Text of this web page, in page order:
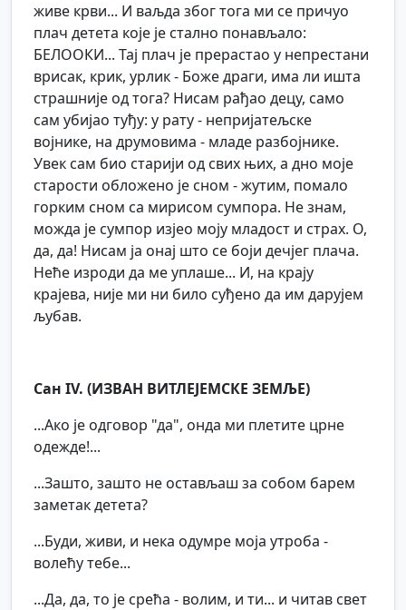
живе крви... И ваљда због тога ми се причуо
плач детета које је стално понављало:
БЕЛООКИ... Тај плач је прерастао у непрестани
врисак, крик, урлик - Боже драги, има ли ишта
страшније од тога? Нисам рађао децу, само
сам убијао туђу: у рату - непријатељске
војнике, на друмовима - младе разбојнике.
Увек сам био старији од свих њих, а дно моје
старости обложено је сном - жутим, помало
горким сном са мирисом сумпора. Не знам,
можда је сумпор изјео моју младост и страх. О,
да, да! Нисам ја онај што се боји дечјег плача.
Неће изроди да ме уплаше... И, на крају
крајева, није ми ни било суђено да им дарујем
љубав.
Сан IV. (ИЗВАН ВИТЛЕЈЕМСКЕ ЗЕМЉЕ)
...Ако је одговор "да", онда ми плетите црне
одежде!...
...Зашто, зашто не остављаш за собом барем
заметак детета?
...Буди, живи, и нека одумре моја утроба -
волећу тебе...
...Да, да, то је срећа - волим, и ти... и читав свет